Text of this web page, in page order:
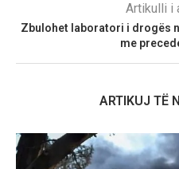
Artikulli i
Zbulohet laboratori i drogës
me
ARTIKUJ TË